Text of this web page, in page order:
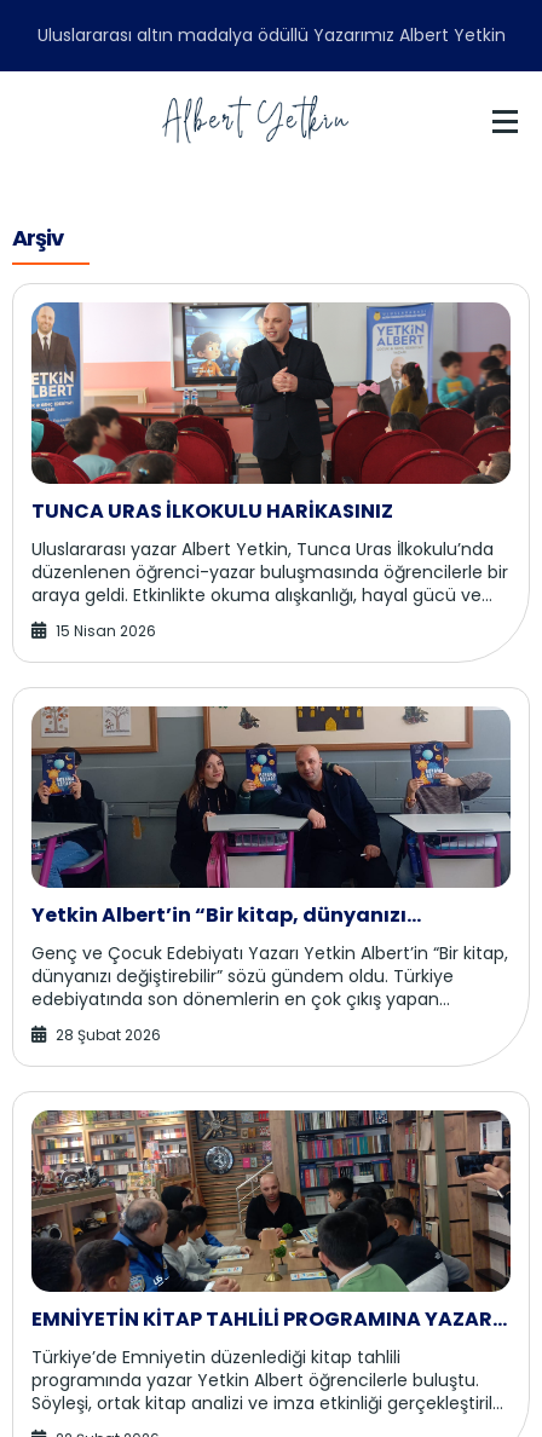
Uluslararası altın madalya ödüllü Yazarımız Albert Yetkin
Arşiv
TUNCA URAS İLKOKULU HARİKASINIZ
Uluslararası yazar Albert Yetkin, Tunca Uras İlkokulu’nda
düzenlenen öğrenci-yazar buluşmasında öğrencilerle bir
araya geldi. Etkinlikte okuma alışkanlığı, hayal gücü ve
yazarlık deneyimleri üzerine ö...
15 Nisan 2026
Yetkin Albert’in “Bir kitap, dünyanızı
değiştirebilir” sözü
Genç ve Çocuk Edebiyatı Yazarı Yetkin Albert’in “Bir kitap,
dünyanızı değiştirebilir” sözü gündem oldu. Türkiye
edebiyatında son dönemlerin en çok çıkış yapan
isimlerinden biri olan Uluslar arası Genç...
28 Şubat 2026
EMNİYETİN KİTAP TAHLİLİ PROGRAMINA YAZAR
YETKİN ALBERT KONUK OLDU
Türkiye’de Emniyetin düzenlediği kitap tahlili
programında yazar Yetkin Albert öğrencilerle buluştu.
Söyleşi, ortak kitap analizi ve imza etkinliği gerçekleştirildi.
EMNİYETTEN EĞİTİME DESTEK AD...